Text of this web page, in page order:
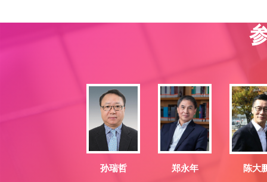
孙瑞哲 郑永年 陈大